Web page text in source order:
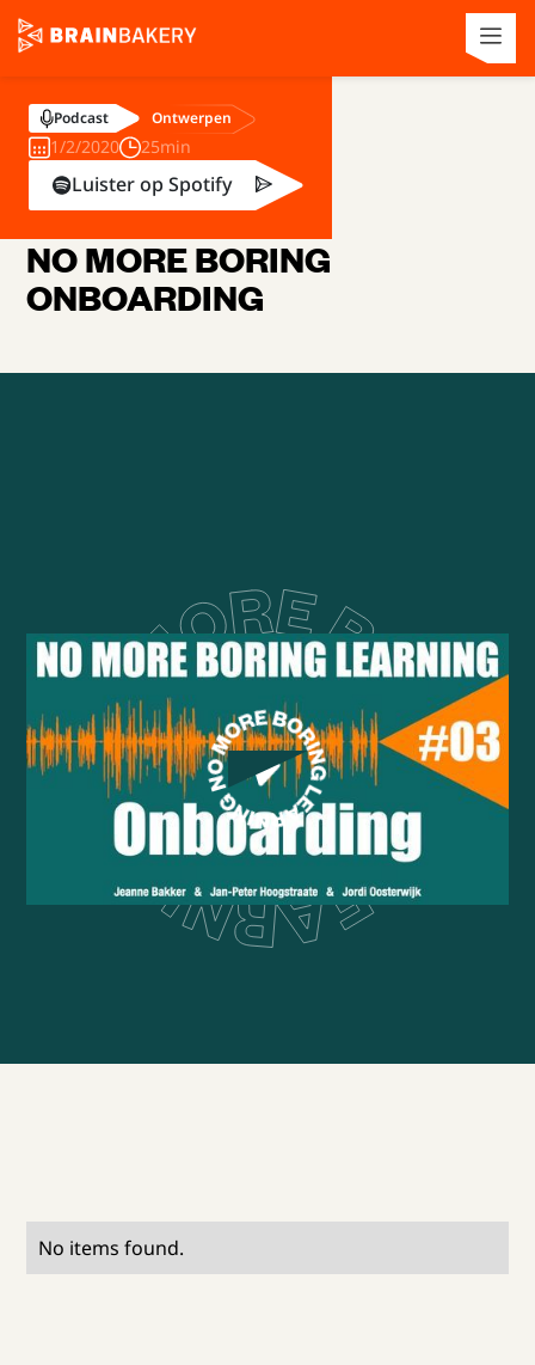
NO MORE BORING
ONBOARDING
Podcast Ontwerpen
1/2/2020 25min
Luister op Spotify
No items found.